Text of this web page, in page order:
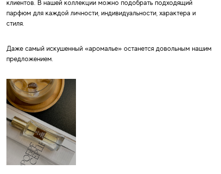
клиентов. В нашей коллекции можно подобрать подходящий
парфюм для каждой личности, индивидуальности, характера и
стиля.
Даже самый искушенный «аромалье» останется довольным нашим
предложением.